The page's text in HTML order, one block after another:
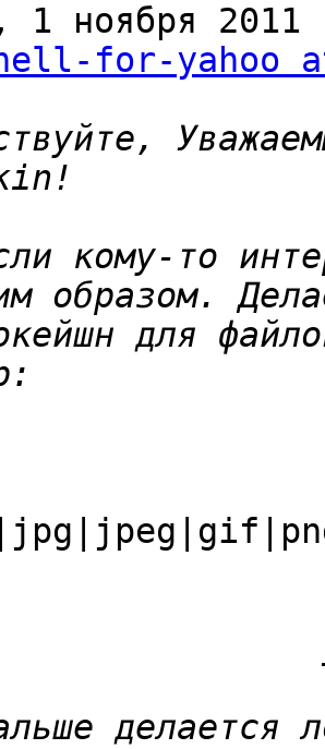
1 ноября 2011
for-yahoo
кому-то
для
делается